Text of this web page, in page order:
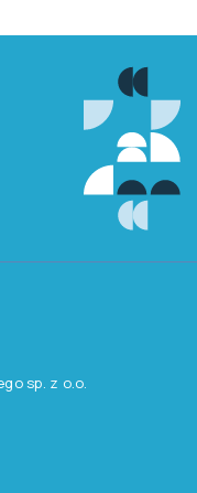
sp. z o.o.